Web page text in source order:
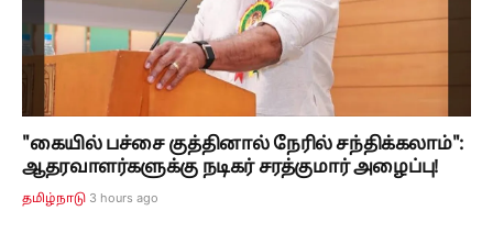
"கையில் பச்சை குத்தினால் நேரில் சந்திக்கலாம்":
ஆதரவாளர்களுக்கு நடிகர் சரத்குமார் அழைப்பு!
தமிழ்நாடு 3 hours ago